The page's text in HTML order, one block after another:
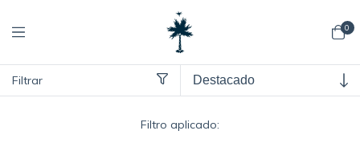
0
Filtrar
Filtro aplicado: